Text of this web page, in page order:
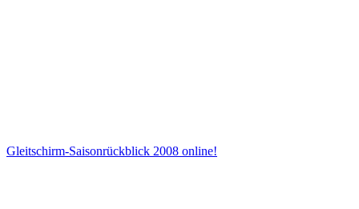
Gleitschirm-Saisonrückblick 2008 online!